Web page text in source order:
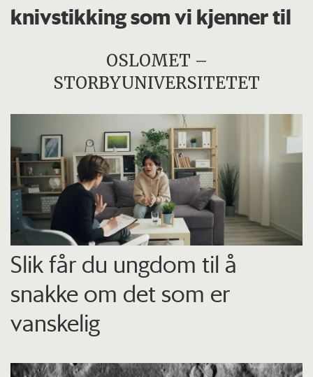
knivstikking som vi kjenner til
OSLOMET –
STORBYUNIVERSITETET
Slik får du ungdom til å
snakke om det som er
vanskelig